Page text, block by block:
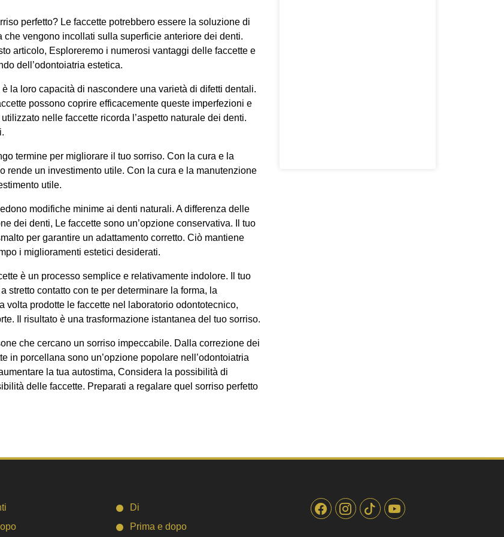
perfetto? Le faccette potrebbero essere la soluzione di
vengono incollati sulla superficie anteriore dei denti.
articolo, Esploreremo i numerosi vantaggi delle faccette e
dell’odontoiatria estetica.
la loro capacità di nascondere una varietà di difetti dentali.
possono coprire efficacemente queste imperfezioni e
nelle faccette ricorda l’aspetto naturale dei denti.
termine per migliorare il tuo sorriso. Con la cura e la
rende un investimento utile. Con la cura e la manutenzione
utile.
modifiche minime ai denti naturali. A differenza delle
dei denti, Le faccette sono un’opzione conservativa. Il tuo
per garantire un adattamento corretto. Ciò mantiene
i miglioramenti estetici desiderati.
è un processo semplice e relativamente indolore. Il tuo
stretto contatto con te per determinare la forma, la
prodotte le faccette nel laboratorio odontotecnico,
Il risultato è una trasformazione istantanea del tuo sorriso.
che cercano un sorriso impeccabile. Dalla correzione dei
in porcellana sono un’opzione popolare nell’odontoiatria
la tua autostima, Considera la possibilità di
delle faccette. Preparati a regalare quel sorriso perfetto
Di
Prima e dopo